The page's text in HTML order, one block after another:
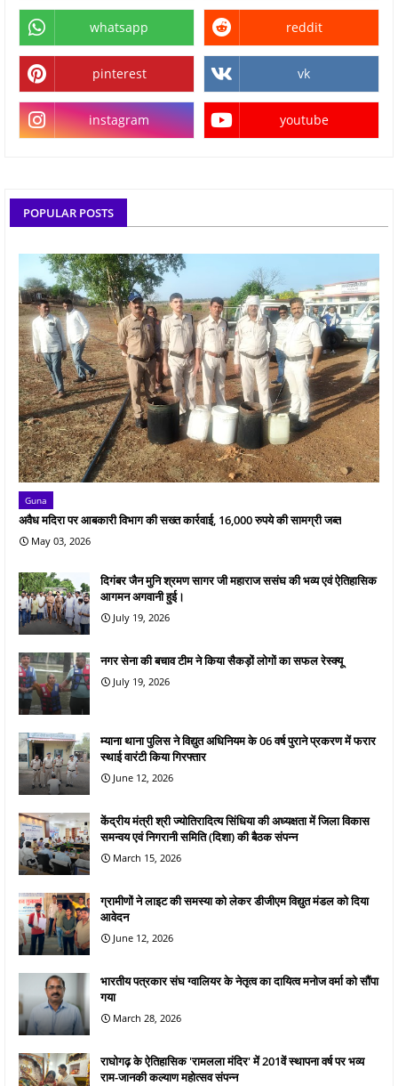
whatsapp reddit
pinterest vk
instagram youtube
POPULAR POSTS
Guna
अवैध मदिरा पर आबकारी विभाग की सख्त कार्रवाई, 16,000 रुपये की सामग्री जब्त
May 03, 2026
दिगंबर जैन मुनि श्रमण सागर जी महाराज ससंघ की भव्य एवं ऐतिहासिक
आगमन अगवानी हुई।
July 19, 2026
नगर सेना की बचाव टीम ने किया सैकड़ों लोगों का सफल रेस्क्यू
July 19, 2026
म्याना थाना पुलिस ने विद्युत अधिनियम के 06 वर्ष पुराने प्रकरण में फरार
स्थाई वारंटी किया गिरफ्तार
June 12, 2026
केंद्रीय मंत्री श्री ज्योतिरादित्य सिंधिया की अध्यक्षता में जिला विकास
समन्वय एवं निगरानी समिति (दिशा) की बैठक संपन्न
March 15, 2026
ग्रामीणों ने लाइट की समस्या को लेकर डीजीएम विद्युत मंडल को दिया
आवेदन
June 12, 2026
भारतीय पत्रकार संघ ग्वालियर के नेतृत्व का दायित्व मनोज वर्मा को सौंपा
गया
March 28, 2026
राघोगढ़ के ऐतिहासिक 'रामलला मंदिर' में 201वें स्थापना वर्ष पर भव्य
राम-जानकी कल्याण महोत्सव संपन्न